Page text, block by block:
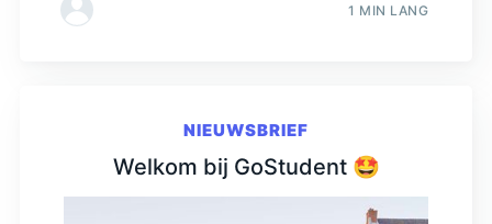
1 MIN LANG
NIEUWSBRIEF
Welkom bij GoStudent 🤩